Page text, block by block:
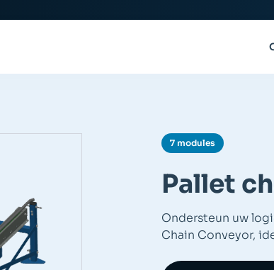
7 modules
Pallet
Ondersteun uw
Chain Conveyor,